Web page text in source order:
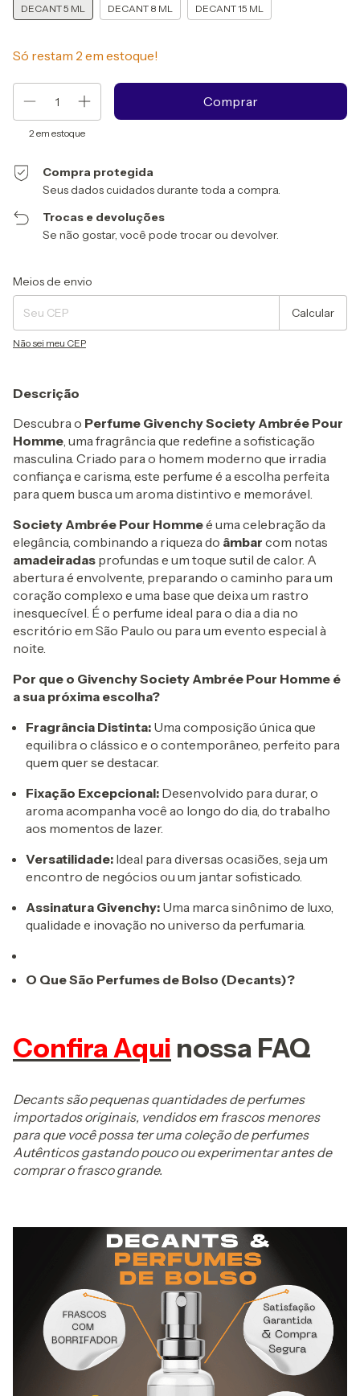
DECANT 5 ML DECANT 8 ML DECANT 15 ML
Só restam 2 em estoque!
2 em estoque
Compra protegida
Seus dados cuidados durante toda a compra.
Trocas e devoluções
Se não gostar, você pode trocar ou devolver.
Entregas para o CEP:
Meios de envio
Calcular
Não sei meu CEP
Descrição
Descubra o Perfume Givenchy Society Ambrée Pour
Homme, uma fragrância que redefine a sofisticação
masculina. Criado para o homem moderno que irradia
confiança e carisma, este perfume é a escolha perfeita
para quem busca um aroma distintivo e memorável.
Society Ambrée Pour Hommeé uma celebração da
elegância, combinando a riqueza do âmbar com notas
amadeiradas profundas e um toque sutil de calor. A
abertura é envolvente, preparando o caminho para um
coração complexo e uma base que deixa um rastro
inesquecível. É o perfume ideal para o dia a dia no
escritório em São Paulo ou para um evento especial à
noite.
Por que o Givenchy Society Ambrée Pour Homme é
a sua próxima escolha?
Fragrância Distinta: Uma composição única que
equilibra o clássico e o contemporâneo, perfeito para
quem quer se destacar.
Fixação Excepcional: Desenvolvido para durar, o
aroma acompanha você ao longo do dia, do trabalho
aos momentos de lazer.
Versatilidade: Ideal para diversas ocasiões, seja um
encontro de negócios ou um jantar sofisticado.
Assinatura Givenchy: Uma marca sinônimo de luxo,
qualidade e inovação no universo da perfumaria.
O Que São Perfumes de Bolso (Decants)?
Confira Aqui nossa FAQ
Decants são pequenas quantidades de perfumes
importados originais, vendidos em frascos menores
para que você possa ter uma coleção de perfumes
Autênticos gastando pouco ou experimentar antes de
comprar o frasco grande.